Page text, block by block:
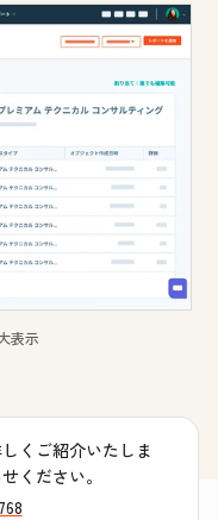
表示
くご紹介いたしま
ください。